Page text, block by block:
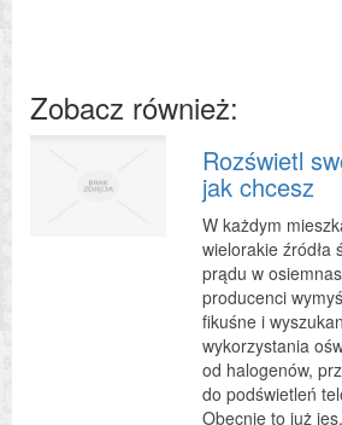
Zobacz również:
Rozświetl
jak chcesz
W każdym
wielorakie źródła
prądu w
producenci
fikuśne i
wykorzystania
od halogenów,
do podświetleń
Obecnie to już